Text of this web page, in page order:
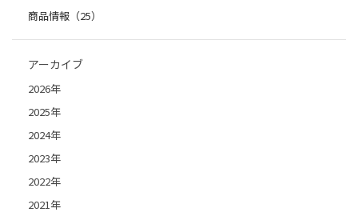
商品情報（25）
アーカイブ
2026年
2025年
2024年
2023年
2022年
2021年